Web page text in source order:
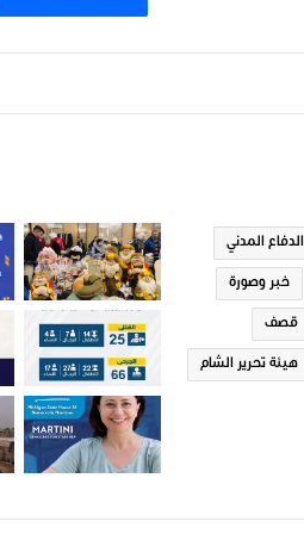
الدفاع المدني
خبر وصورة
قصف
هيئة تحرير الشام